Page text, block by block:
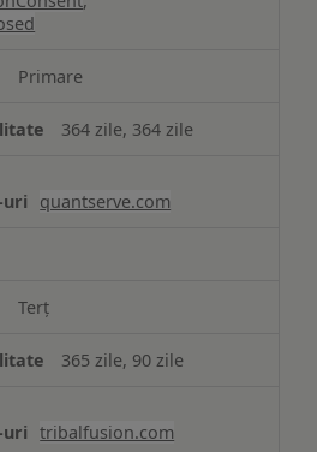
Primare
364 zile, 364 zile
quantserve.com
Terț
365 zile, 90 zile
tribalfusion.com